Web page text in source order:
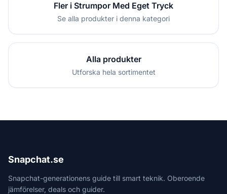
Fler i Strumpor Med Eget Tryck
Se alla produkter i denna kategori
Alla produkter
Utforska hela sortimentet
Snapchat.se
Snapchat-generationens guide till smart teknik. Oberoende
jämförelser, deals och guider.